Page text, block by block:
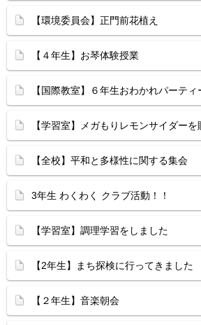
【環境委員会】正門前花植え
【４年生】お琴体験授業
【国際教室】６年生おわかれパーティ
【学習室】メガもりレモンサイダーを
【全校】平和と多様性に関する集会
3年生 わくわく クラブ活動！！
【学習室】調理学習をしました
【2年生】まち探検に行ってきました
【２年生】音楽朝会